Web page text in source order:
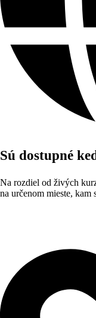
Sú dostupné
Na rozdiel od živých
na určenom mieste, kam